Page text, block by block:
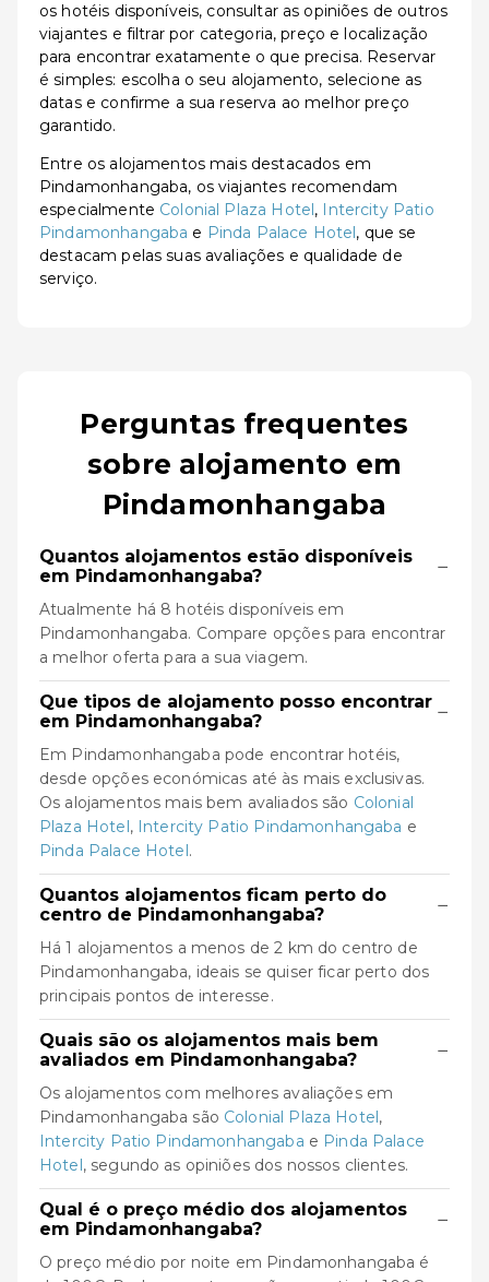
os hotéis disponíveis, consultar as opiniões de outros
viajantes e filtrar por categoria, preço e localização
para encontrar exatamente o que precisa. Reservar
é simples: escolha o seu alojamento, selecione as
datas e confirme a sua reserva ao melhor preço
garantido.
Entre os alojamentos mais destacados em
Pindamonhangaba, os viajantes recomendam
especialmente Colonial Plaza Hotel, Intercity Patio
Pindamonhangaba e Pinda Palace Hotel, que se
destacam pelas suas avaliações e qualidade de
serviço.
Perguntas frequentes
sobre alojamento em
Pindamonhangaba
Quantos alojamentos estão disponíveis
em Pindamonhangaba?
−
Atualmente há 8 hotéis disponíveis em
Pindamonhangaba. Compare opções para encontrar
a melhor oferta para a sua viagem.
Que tipos de alojamento posso encontrar
em Pindamonhangaba?
−
Em Pindamonhangaba pode encontrar hotéis,
desde opções económicas até às mais exclusivas.
Os alojamentos mais bem avaliados são Colonial
Plaza Hotel, Intercity Patio Pindamonhangaba e
Pinda Palace Hotel.
Quantos alojamentos ficam perto do
centro de Pindamonhangaba?
−
Há 1 alojamentos a menos de 2 km do centro de
Pindamonhangaba, ideais se quiser ficar perto dos
principais pontos de interesse.
Quais são os alojamentos mais bem
avaliados em Pindamonhangaba?
−
Os alojamentos com melhores avaliações em
Pindamonhangaba são Colonial Plaza Hotel,
Intercity Patio Pindamonhangaba e Pinda Palace
Hotel, segundo as opiniões dos nossos clientes.
Qual é o preço médio dos alojamentos
em Pindamonhangaba?
−
O preço médio por noite em Pindamonhangaba é